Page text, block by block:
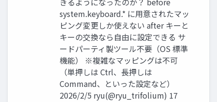
system.keyboard.* に用意されたマッ
ピング変更しか使えない after キーと
キーの交換なら自由に設定できる サ
ードパーティ製ツール不要（OS 標準
機能） ※複雑なマッピングは不可
（単押しは Ctrl、長押しは
Command、といった設定など）
2026/2/5 ryu(@ryu_trifolium) 17